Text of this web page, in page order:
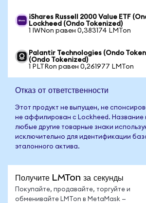
iShares Russell 2000 Value ETF
Lockheed (Ondo Tokenized)
1 IWNon равен 0,383174 LMTon
Palantir Technologies (Ondo
(Ondo Tokenized)
1 PLTRon равен 0,261977 LMTon
Отказ от ответственности
Этот продукт не выпущен, не
не аффилирован с Lockheed. Название
любые другие товарные знаки
исключительно для идентификации
эталонного актива.
Получите LMTon за секунды
Покупайте, продавайте, торгуйте и
обменивайте LMTon в MetaMask —